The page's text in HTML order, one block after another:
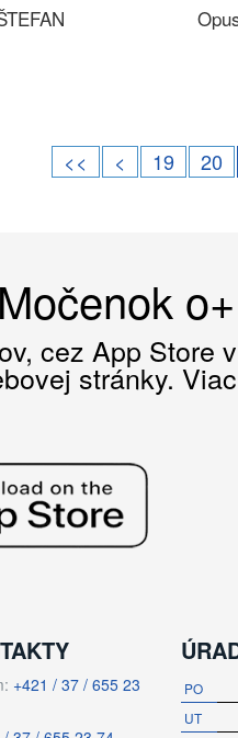
<< < 19 20
o+
cez App Store
stránky.
+421 / 37 / 655 23
PO
UT